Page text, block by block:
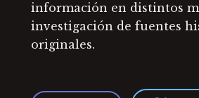
información en distintos
investigación de fuentes
originales.